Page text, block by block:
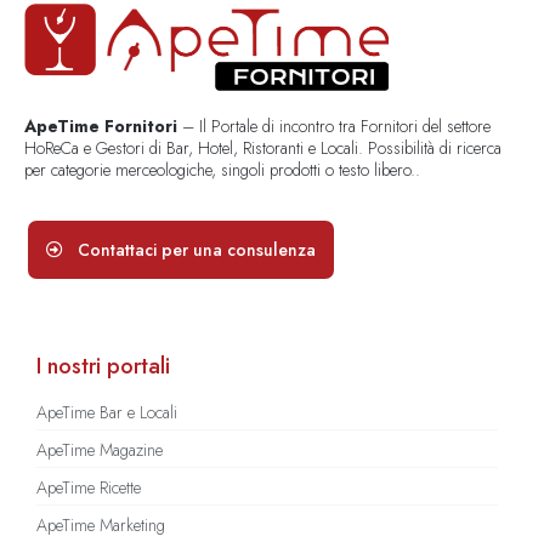
ApeTime Fornitori – Il Portale di incontro tra Fornitori del settore
HoReCa e Gestori di Bar, Hotel, Ristoranti e Locali. Possibilità di ricerca
per categorie merceologiche, singoli prodotti o testo libero..
Contattaci per una consulenza
I nostri portali
ApeTime Bar e Locali
ApeTime Magazine
ApeTime Ricette
ApeTime Marketing